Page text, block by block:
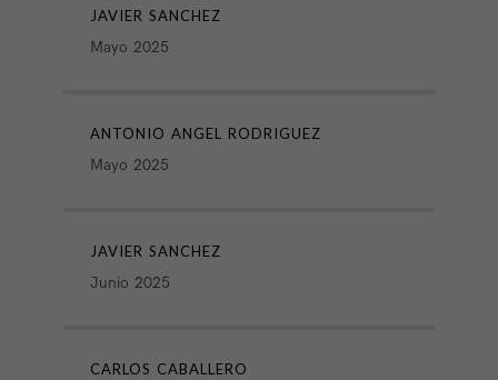
JAVIER SANCHEZ
Mayo 2025
ANTONIO ANGEL RODRIGUEZ
Mayo 2025
JAVIER SANCHEZ
Junio 2025
CARLOS CABALLERO